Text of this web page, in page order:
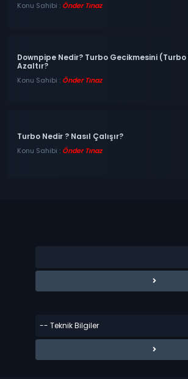
Konu Sahibi : Önder Tınaz
Downpipe Nedir? Turbo Gecikmesini (Turbo
Azaltır?
Konu Sahibi : Önder Tınaz
Turbo Nedir ? Nasıl Çalışır?
Konu Sahibi : Önder Tınaz